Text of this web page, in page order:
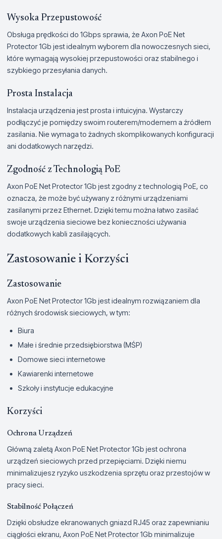
Wysoka Przepustowość
Obsługa prędkości do 1Gbps sprawia, że Axon PoE Net
Protector 1Gb jest idealnym wyborem dla nowoczesnych sieci,
które wymagają wysokiej przepustowości oraz stabilnego i
szybkiego przesyłania danych.
Prosta Instalacja
Instalacja urządzenia jest prosta i intuicyjna. Wystarczy
podłączyć je pomiędzy swoim routerem/modemem a źródłem
zasilania. Nie wymaga to żadnych skomplikowanych konfiguracji
ani dodatkowych narzędzi.
Zgodność z Technologią PoE
Axon PoE Net Protector 1Gb jest zgodny z technologią PoE, co
oznacza, że może być używany z różnymi urządzeniami
zasilanymi przez Ethernet. Dzięki temu można łatwo zasilać
swoje urządzenia sieciowe bez konieczności używania
dodatkowych kabli zasilających.
Zastosowanie i Korzyści
Zastosowanie
Axon PoE Net Protector 1Gb jest idealnym rozwiązaniem dla
różnych środowisk sieciowych, w tym:
Biura
Małe i średnie przedsiębiorstwa (MŚP)
Domowe sieci internetowe
Kawiarenki internetowe
Szkoły i instytucje edukacyjne
Korzyści
Ochrona Urządzeń
Główną zaletą Axon PoE Net Protector 1Gb jest ochrona
urządzeń sieciowych przed przepięciami. Dzięki niemu
minimalizujesz ryzyko uszkodzenia sprzętu oraz przestojów w
pracy sieci.
Stabilność Połączeń
Dzięki obsłudze ekranowanych gniazd RJ45 oraz zapewnianiu
ciągłości ekranu, Axon PoE Net Protector 1Gb minimalizuje